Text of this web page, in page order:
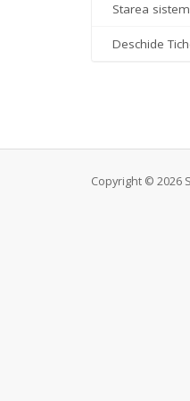
Starea
Deschide
Copyright © 2026